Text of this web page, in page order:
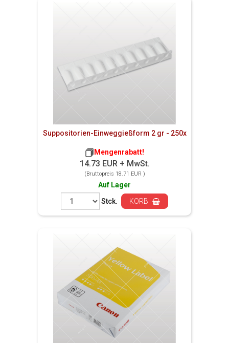
Suppositorien-Einweggießform 2 gr - 250x
Mengenrabatt!
14.73 EUR + MwSt.
(Bruttopreis 18.71 EUR )
Auf Lager
Stck.
KORB